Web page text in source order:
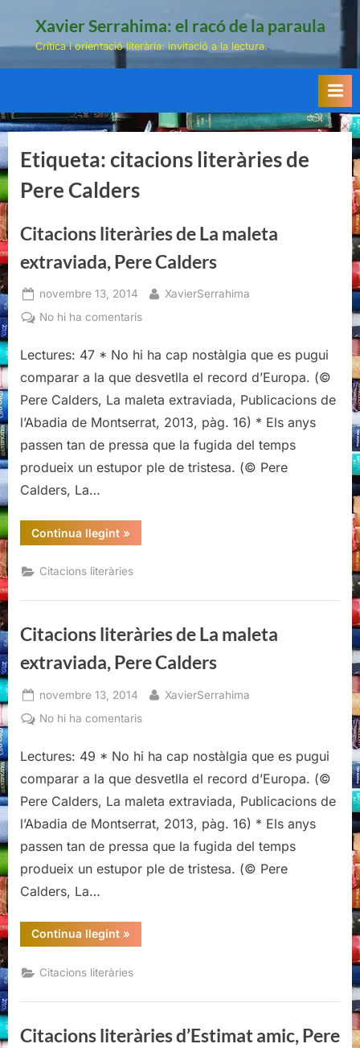
Xavier Serrahima: el racó de la paraula
Crítica i orientació literària: invitació a la lectura.
Etiqueta:citacions literàries de
Pere Calders
Citacions literàries de La maleta
extraviada, Pere Calders
Posted
on
novembre 13, 2014 By
XavierSerrahima
No hi ha comentarisa
literàries
de
maleta
extraviada,
Pere
Calders
Lectures: 47 * No hi ha cap nostàlgia que es pugui
comparar a la que desvetlla el record d’Europa. (©
Pere Calders, La maleta extraviada, Publicacions de
l’Abadia de Montserrat, 2013, pàg. 16) * Els anys
passen tan de pressa que la fugida del temps
produeix un estupor ple de tristesa. (© Pere
Calders, La…
Continua llegint“Citacions
literàries
La
maleta
Pere
»
Citacions literàries
Citacions literàries de La maleta
extraviada, Pere Calders
Posted
on
novembre 13, 2014 By
XavierSerrahima
No hi ha comentarisa
literàries
de
maleta
extraviada,
Pere
Calders
Lectures: 49 * No hi ha cap nostàlgia que es pugui
comparar a la que desvetlla el record d’Europa. (©
Pere Calders, La maleta extraviada, Publicacions de
l’Abadia de Montserrat, 2013, pàg. 16) * Els anys
passen tan de pressa que la fugida del temps
produeix un estupor ple de tristesa. (© Pere
Calders, La…
Continua llegint“Citacions
literàries
La
maleta
Pere
»
Citacions literàries
Citacions literàries d’Estimat amic, Pere